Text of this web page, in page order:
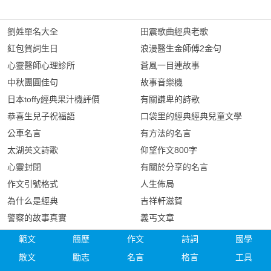
劉姓單名大全
紅包賀詞生日
心靈醫師心理診所
中秋團圓佳句
日本toffy經典果汁機評價
恭喜生兒子祝福語
公車名言
太湖英文詩歌
心靈封閉
作文引號格式
為什么是經典
警察的故事真實
田震歌曲經典老歌
浪漫醫生金師傅2金句
蒼風一目連故事
故事音樂機
有關謙卑的詩歌
口袋里的經典經典兒童文學
有方法的名言
仰望作文800字
有關於分享的名言
人生佈局
吉祥軒滋賀
義丐文章
範文 簡歷 作文 詩詞
國學
散文
勵志 名言 格言
工具